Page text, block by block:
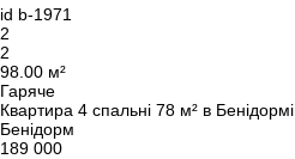
id b-1971
2
2
98.00 м²
Гаряче
Квартира 4 спальні 78 м² в Бенідормі
Бенідорм
189 000